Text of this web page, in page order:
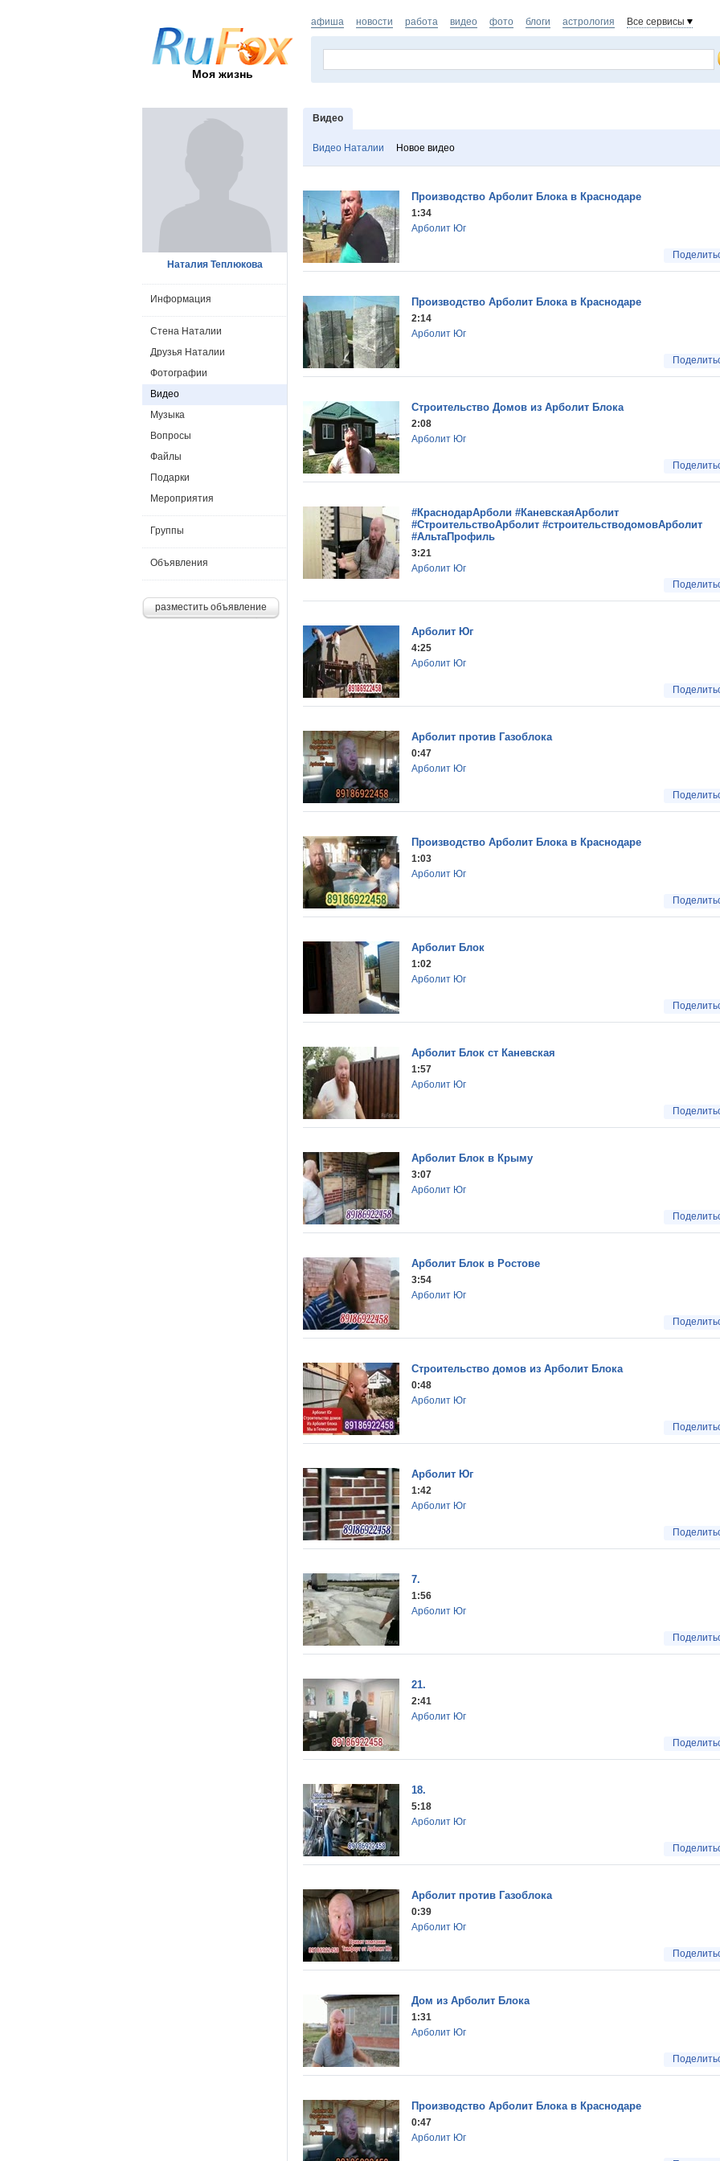
Моя жизнь
афиша новости работа видео фото блоги астрология Все сервисы
Видео
Видео Наталии Новое видео
Производство Арболит Блока в Краснодаре
1:34
Арболит Юг
Производство Арболит Блока в Краснодаре
2:14
Арболит Юг
Строительство Домов из Арболит Блока
2:08
Арболит Юг
#КраснодарАрболи #КаневскаяАрболит
#СтроительствоАрболит #строительстводомовАрболит
#АльтаПрофиль
3:21
Арболит Юг
Арболит Юг
4:25
Арболит Юг
Арболит против Газоблока
0:47
Арболит Юг
Производство Арболит Блока в Краснодаре
1:03
Арболит Юг
Арболит Блок
1:02
Арболит Юг
Арболит Блок ст Каневская
1:57
Арболит Юг
Арболит Блок в Крыму
3:07
Арболит Юг
Арболит Блок в Ростове
3:54
Арболит Юг
Строительство домов из Арболит Блока
0:48
Арболит Юг
Арболит Юг
1:42
Арболит Юг
7.
1:56
Арболит Юг
21.
2:41
Арболит Юг
18.
5:18
Арболит Юг
Арболит против Газоблока
0:39
Арболит Юг
Дом из Арболит Блока
1:31
Арболит Юг
Производство Арболит Блока в Краснодаре
0:47
Арболит Юг
Наталия Теплюкова
Информация
Стена Наталии
Друзья Наталии
Фотографии
Видео
Музыка
Вопросы
Файлы
Подарки
Мероприятия
Группы
Объявления
разместить объявление